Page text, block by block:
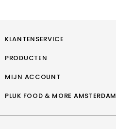
KLANTENSERVICE
PRODUCTEN
MIJN ACCOUNT
PLUK FOOD & MORE AMSTERDAM